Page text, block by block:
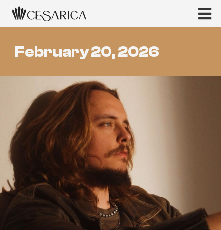
February 20, 2026